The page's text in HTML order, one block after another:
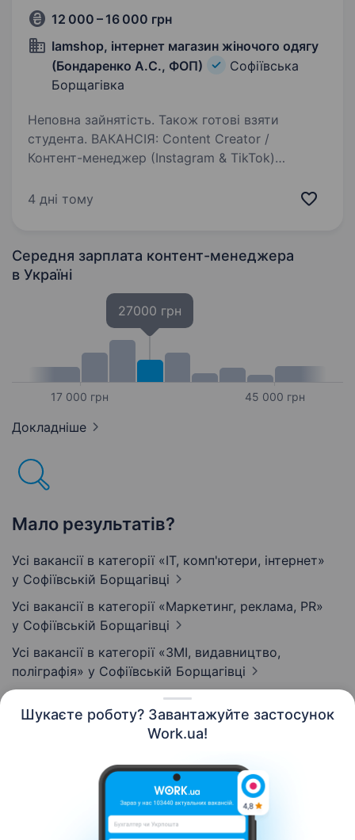
Шукаєте роботу? Завантажуйте застосунок
Work.ua!
12 000 – 16 000 грн
Iamshop, інтернет магазин жіночого одягу
(Бондаренко А.С., ФОП)
Софіївська
Борщагівка
Неповна зайнятість. Також готові взяти
студента. ВАКАНСІЯ: Content Creator /
Контент-менеджер (Instagram & TikTok)
взуття та аксесуарів. Шукаємо дівчину-
4 дні тому
Середня зарплата контент-менеджера
в Україні
17 000 грн
27000 грн
45 000 грн
Докладніше
Мало результатів?
Усі вакансії в категорії «IT, комп'ютери, інтернет»
у Софіївській Борщагівці
Усі вакансії в категорії «Маркетинг, реклама, PR»
у Софіївській Борщагівці
Усі вакансії в категорії «ЗМІ, видавництво,
поліграфія» у Софіївській Борщагівці